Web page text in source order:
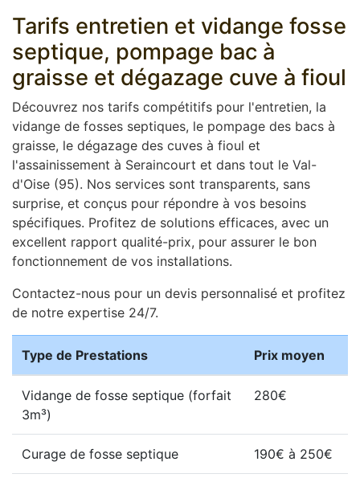
Tarifs entretien et vidange fosse
septique, pompage bac à
graisse et dégazage cuve à fioul
Découvrez nos tarifs compétitifs pour l'entretien, la
vidange de fosses septiques, le pompage des bacs à
graisse, le dégazage des cuves à fioul et
l'assainissement à Seraincourt et dans tout le Val-
d'Oise (95). Nos services sont transparents, sans
surprise, et conçus pour répondre à vos besoins
spécifiques. Profitez de solutions efficaces, avec un
excellent rapport qualité-prix, pour assurer le bon
fonctionnement de vos installations.
Contactez-nous pour un devis personnalisé et profitez
de notre expertise 24/7.
Type de Prestations Prix moyen
Vidange de fosse septique (forfait
3m³)
280€
Curage de fosse septique 190€ à 250€